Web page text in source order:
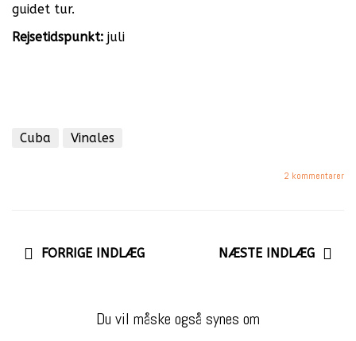
guidet tur.
Rejsetidspunkt: juli
Cuba Vinales
2 kommentarer
FORRIGE INDLÆG NÆSTE INDLÆG
Du vil måske også synes om